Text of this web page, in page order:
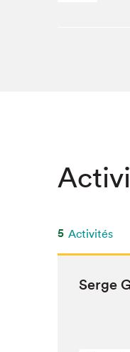
SLM 2019
5 Activités
Serge